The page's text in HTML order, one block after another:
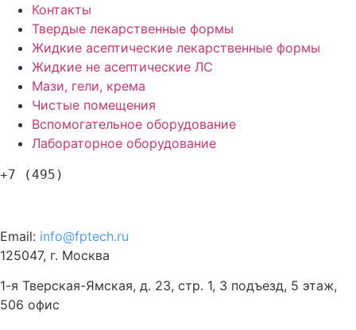
Контакты
Твердые лекарственные формы
Жидкие асептические лекарственные формы
Жидкие не асептические ЛС
Мази, гели, крема
Чистые помещения
Вспомогательное оборудование
Лабораторное оборудование
+7 (495)
Email: info@fptech.ru
125047, г. Москва
1-я Тверская-Ямская, д. 23, стр. 1, 3 подъезд, 5 этаж,
506 офис